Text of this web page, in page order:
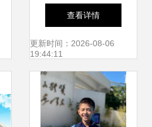
与卖菜巨头共话北
京买菜新趋势
查看详情
更新时间：2026-08-06
19:44:11